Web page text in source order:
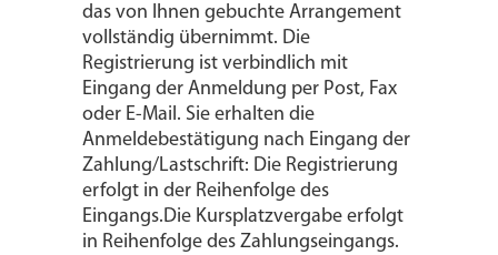
das von Ihnen gebuchte Arrangement
vollständig übernimmt. Die
Registrierung ist verbindlich mit
Eingang der Anmeldung per Post, Fax
oder E-Mail. Sie erhalten die
Anmeldebestätigung nach Eingang der
Zahlung/Lastschrift: Die Registrierung
erfolgt in der Reihenfolge des
Eingangs.Die Kursplatzvergabe erfolgt
in Reihenfolge des Zahlungseingangs.